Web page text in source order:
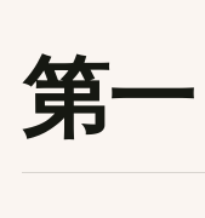
第一